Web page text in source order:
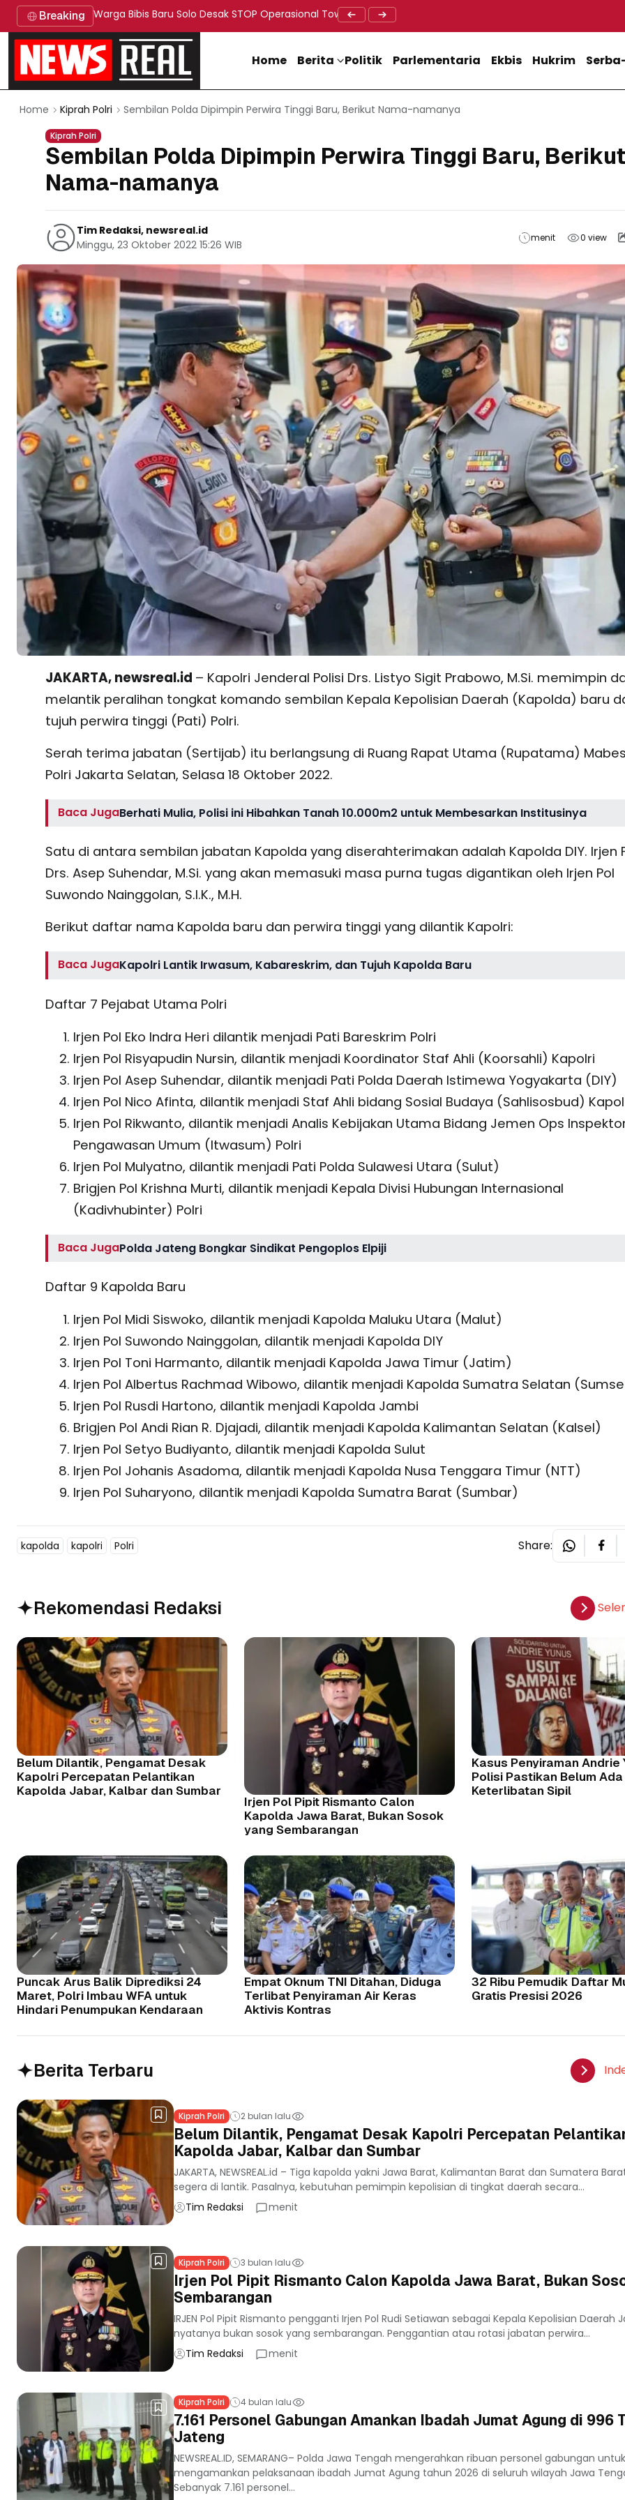
Breaking Warga Bibis Baru Solo Desak STOP Operasional Tower BTS, Diwa : Nyawa dan Keselamatan Warga Lebih
Doa Lintas Agama Perkuat Semangat Persatuan Jelang
Home Berita Politik Parlementaria Ekbis Hukrim
Home Kiprah Polri Sembilan Polda Dipimpin Perwira Tinggi Baru, Berikut Nama-namanya
Kiprah Polri
Sembilan Polda Dipimpin Perwira Tinggi Baru, Berikut
Nama-namanya
Tim Redaksi, newsreal.id
Minggu, 23 Oktober 2022 15:26 WIB
menit 0view
JAKARTA, newsreal.id – Kapolri Jenderal Polisi Drs. Listyo Sigit Prabowo, M.Si. memimpin
melantik peralihan tongkat komando sembilan Kepala Kepolisian Daerah (Kapolda) baru
tujuh perwira tinggi (Pati) Polri.
Serah terima jabatan (Sertijab) itu berlangsung di Ruang Rapat Utama (Rupatama)
Polri Jakarta Selatan, Selasa 18 Oktober 2022.
Baca JugaBerhati Mulia, Polisi ini Hibahkan Tanah 10.000m2 untuk Membesarkan Institusinya
Satu di antara sembilan jabatan Kapolda yang diserahterimakan adalah Kapolda DIY. Irjen
Drs. Asep Suhendar, M.Si. yang akan memasuki masa purna tugas digantikan oleh Irjen Pol
Suwondo Nainggolan, S.I.K., M.H.
Berikut daftar nama Kapolda baru dan perwira tinggi yang dilantik Kapolri:
Baca JugaKapolri Lantik Irwasum, Kabareskrim, dan Tujuh Kapolda Baru
Daftar 7 Pejabat Utama Polri
Irjen Pol Eko Indra Heri dilantik menjadi Pati Bareskrim Polri
Irjen Pol Risyapudin Nursin, dilantik menjadi Koordinator Staf Ahli (Koorsahli) Kapolri
Irjen Pol Asep Suhendar, dilantik menjadi Pati Polda Daerah Istimewa Yogyakarta (DIY)
Irjen Pol Nico Afinta, dilantik menjadi Staf Ahli bidang Sosial Budaya (Sahlisosbud)
Irjen Pol Rikwanto, dilantik menjadi Analis Kebijakan Utama Bidang Jemen Ops
Pengawasan Umum (Itwasum) Polri
Irjen Pol Mulyatno, dilantik menjadi Pati Polda Sulawesi Utara (Sulut)
Brigjen Pol Krishna Murti, dilantik menjadi Kepala Divisi Hubungan Internasional
(Kadivhubinter) Polri
Baca JugaPolda Jateng Bongkar Sindikat Pengoplos Elpiji
Daftar 9 Kapolda Baru
Irjen Pol Midi Siswoko, dilantik menjadi Kapolda Maluku Utara (Malut)
Irjen Pol Suwondo Nainggolan, dilantik menjadi Kapolda DIY
Irjen Pol Toni Harmanto, dilantik menjadi Kapolda Jawa Timur (Jatim)
Irjen Pol Albertus Rachmad Wibowo, dilantik menjadi Kapolda Sumatra Selatan
Irjen Pol Rusdi Hartono, dilantik menjadi Kapolda Jambi
Brigjen Pol Andi Rian R. Djajadi, dilantik menjadi Kapolda Kalimantan Selatan (Kalsel)
Irjen Pol Setyo Budiyanto, dilantik menjadi Kapolda Sulut
Irjen Pol Johanis Asadoma, dilantik menjadi Kapolda Nusa Tenggara Timur (NTT)
Irjen Pol Suharyono, dilantik menjadi Kapolda Sumatra Barat (Sumbar)
kapolda kapolri Polri Share:
Rekomendasi Redaksi
Belum Dilantik, Pengamat Desak
Kapolri Percepatan Pelantikan
Kapolda Jabar, Kalbar dan Sumbar
Irjen Pol Pipit Rismanto Calon
Kapolda Jawa Barat, Bukan Sosok
yang Sembarangan
Kasus Penyiraman Andrie
Polisi Pastikan Belum Ada
Keterlibatan Sipil
Puncak Arus Balik Diprediksi 24
Maret, Polri Imbau WFA untuk
Hindari Penumpukan Kendaraan
Empat Oknum TNI Ditahan, Diduga
Terlibat Penyiraman Air Keras
Aktivis Kontras
32 Ribu Pemudik Daftar
Gratis Presisi 2026
Berita Terbaru
Kiprah Polri 2 bulan lalu
Belum Dilantik, Pengamat Desak Kapolri Percepatan
Kapolda Jabar, Kalbar dan Sumbar
JAKARTA, NEWSREAL.id – Tiga kapolda yakni Jawa Barat, Kalimantan Barat dan Sumatera
segera di lantik. Pasalnya, kebutuhan pemimpin kepolisian di tingkat daerah secara...
Tim Redaksi
menit
Kiprah Polri 3 bulan lalu
Irjen Pol Pipit Rismanto Calon Kapolda Jawa Barat, Bukan
Sembarangan
IRJEN Pol Pipit Rismanto pengganti Irjen Pol Rudi Setiawan sebagai Kepala Kepolisian Daerah
nyatanya bukan sosok yang sembarangan. Penggantian atau rotasi jabatan perwira...
Tim Redaksi
menit
Kiprah Polri 4 bulan lalu
7.161 Personel Gabungan Amankan Ibadah Jumat Agung di 996
Jateng
NEWSREAL.ID, SEMARANG– Polda Jawa Tengah mengerahkan ribuan personel gabungan untuk
mengamankan pelaksanaan ibadah Jumat Agung tahun 2026 di seluruh wilayah Jawa
Sebanyak 7.161 personel...